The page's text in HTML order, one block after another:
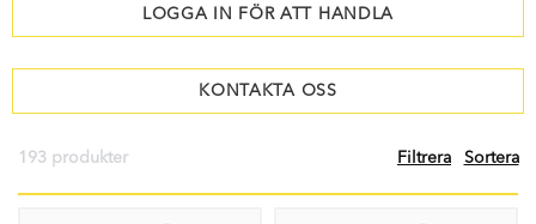
LOGGA IN FÖR ATT HANDLA
KONTAKTA OSS
193 produkter Filtrera Sortera